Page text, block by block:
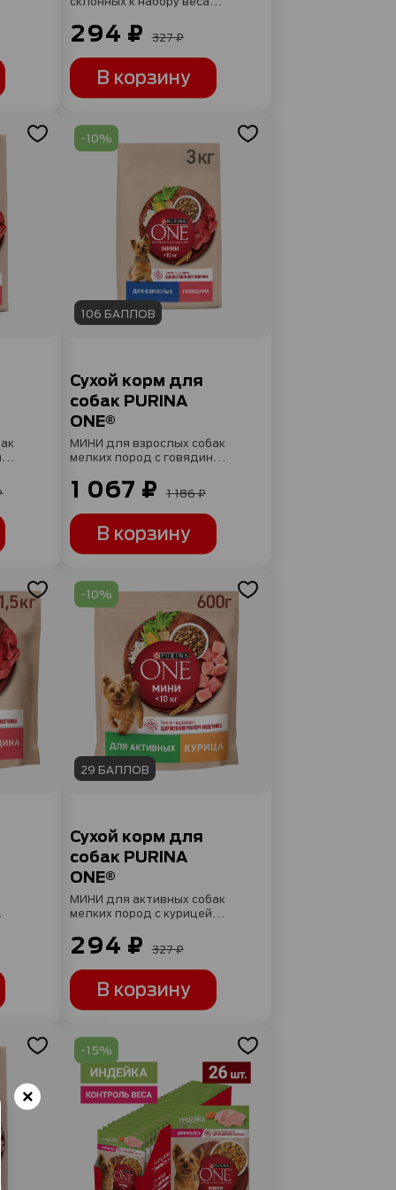
с индейкой и с рисом 600 г
294 ₽ 327 ₽
В корзину
-10%
106 БАЛЛОВ
Сухой корм для
собак PURINA
ONE®
МИНИ для взрослых собак
мелких пород с говядиной
1 067 ₽ 1 186 ₽
В корзину
-10%
29 БАЛЛОВ
Сухой корм для
собак PURINA
ONE®
МИНИ для активных собак
мелких пород с курицей и
294 ₽ 327 ₽
В корзину
-15%